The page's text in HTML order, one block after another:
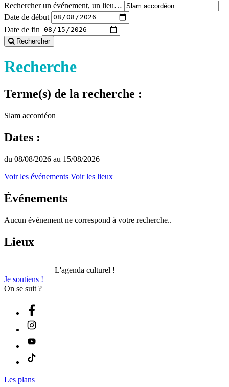
Rechercher un événement, un lieu…
Date de début
Date de fin
Rechercher
Recherche
Terme(s) de la recherche :
Slam accordéon
Dates :
du 08/08/2026 au 15/08/2026
Voir les événements Voir les lieux
Événements
Aucun événement ne correspond à votre recherche..
Lieux
L'agenda culturel !
Je soutiens !
On se suit ?
Les plans